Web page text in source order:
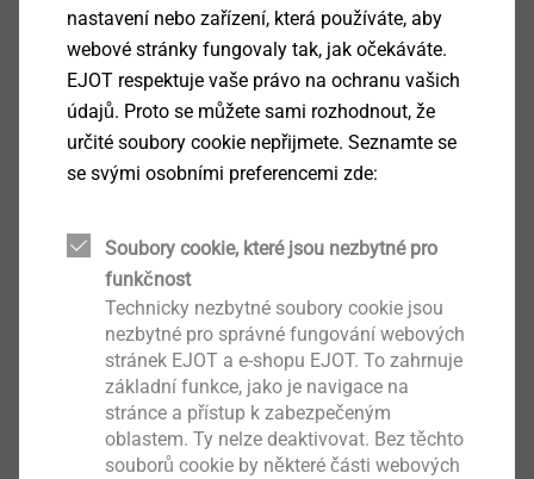
„Tento program doznal podstatných změn. Kromě
upravených finančních nástrojů týkajících sevyplácení
finanční podpory formou zálohy všem žadatelům
ještě před realizací a možnostizískat výhodný úvěr na
zateplení oceňujeme jako Cech pro zateplování budov
ČR jasné vyslovení priority a potřebnosti
izolace přinášejí největší a trvalé úspory a při jejich
komplexním provedení lze dosáhnout60–70 % úspor
na energiích,“ říká Pavel Svoboda, předseda CZB ČR.
Cech pro zateplování budov ČR už více než třicet let
aktivně sdružuje subjekty, které tepelné izolace a celé
zateplovací systémy (ETICS) vyrábějí a dodávají na
trh. Hlavním krédem členů Cechu pro zateplování
budov ČR je technická vyspělost adůraz na kvalitu,
nastavení nebo zařízení, která používáte, aby
webové stránky fungovaly tak, jak očekáváte.
EJOT respektuje vaše právo na ochranu vašich
údajů. Proto se můžete sami rozhodnout, že
určité soubory cookie nepřijmete. Seznamte se
se svými osobními preferencemi zde:
Soubory cookie, které jsou nezbytné pro
funkčnost
Technicky nezbytné soubory cookie jsou
nezbytné pro správné fungování webových
stránek EJOT a e-shopu EJOT. To zahrnuje
základní funkce, jako je navigace na
stránce a přístup k zabezpečeným
oblastem. Ty nelze deaktivovat. Bez těchto
souborů cookie by některé části webových